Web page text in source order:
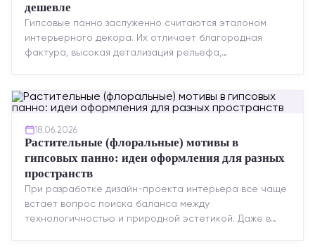
дешевле
Гипсовые панно заслуженно считаются эталоном
интерьерного декора. Их отличает благородная
фактура, высокая детализация рельефа,
18.06.2026
Растительные (флоральные) мотивы в
гипсовых панно: идеи оформления для разных
пространств
При разработке дизайн-проекта интерьера все чаще
встает вопрос поиска баланса между
технологичностью и природной эстетикой. Даже в